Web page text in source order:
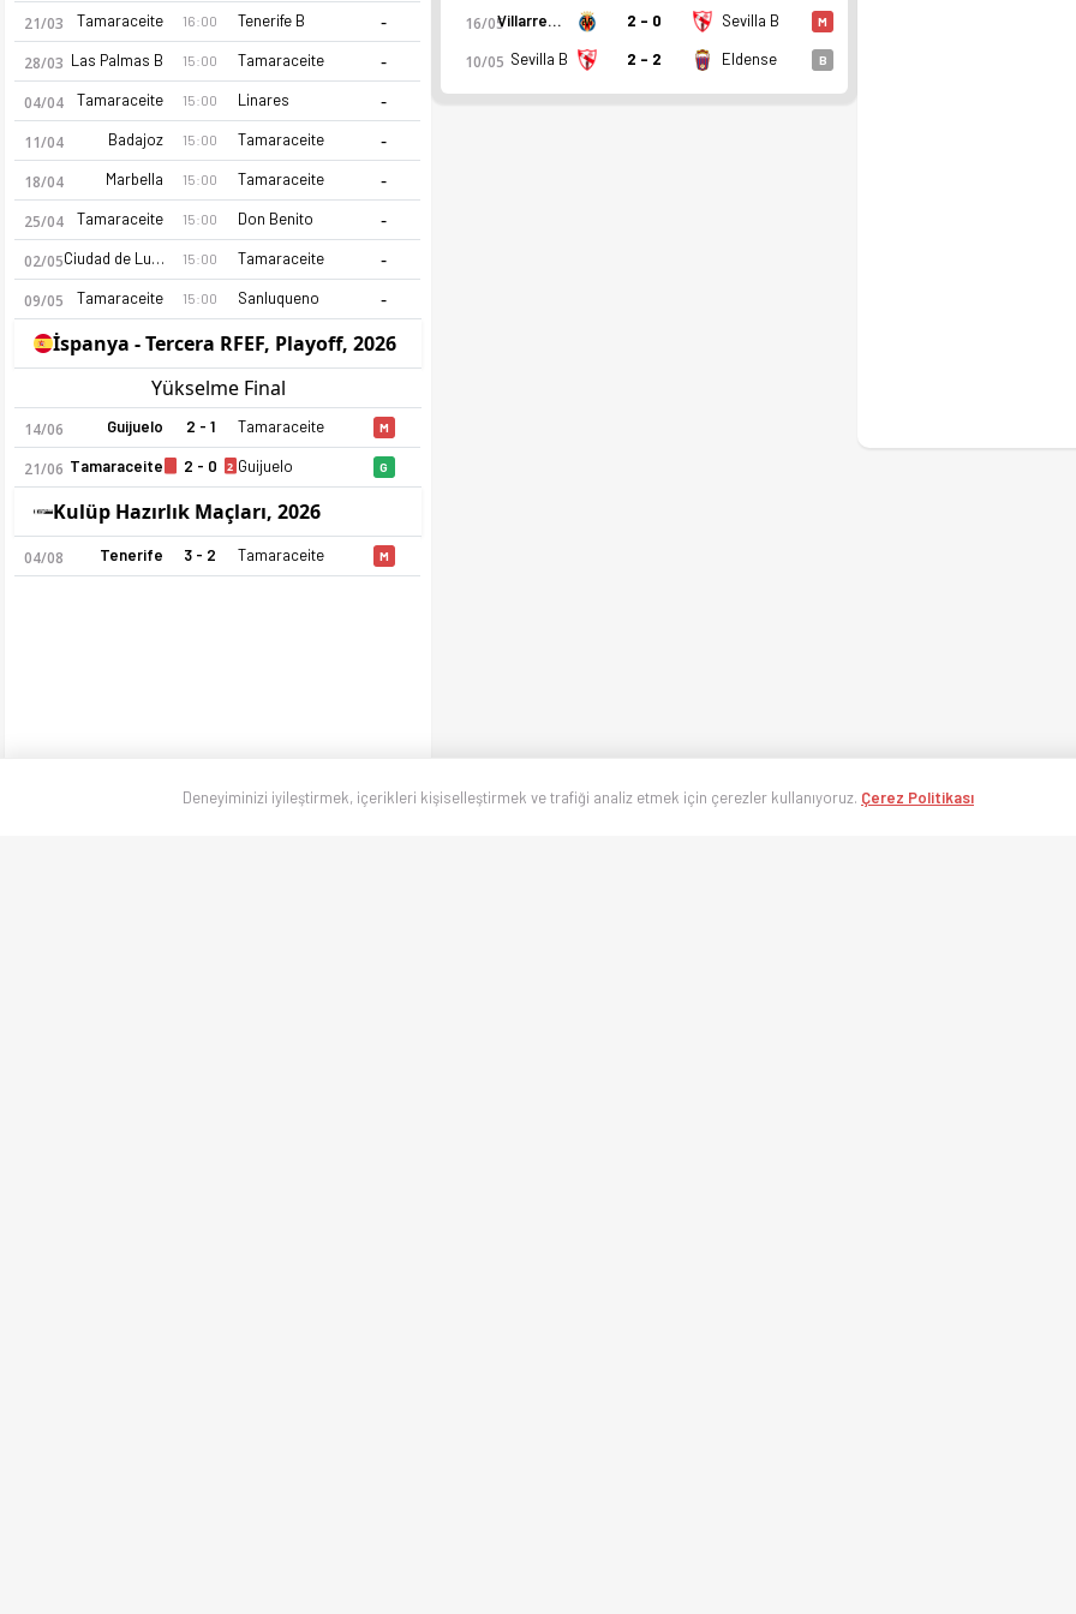
21/03 Tamaraceite 16:00 Tenerife B -
28/03 Las Palmas B 15:00 Tamaraceite -
04/04 Tamaraceite 15:00 Linares -
11/04 Badajoz 15:00 Tamaraceite -
18/04 Marbella 15:00 Tamaraceite -
25/04 Tamaraceite 15:00 Don Benito -
02/05 Ciudad de Lucena 15:00 Tamaraceite -
09/05 Tamaraceite 15:00 Sanluqueno
-
İspanya - Tercera RFEF, Playoff, 2026
Yükselme Final
14/06 Guijuelo 2 - 1 Tamaraceite M
21/06 Tamaraceite 2 - 0 2 Guijuelo G
Kulüp Hazırlık Maçları, 2026
04/08 Tenerife 3 - 2 Tamaraceite M
16/05 Villarreal II 2 - 0 Sevilla B M
10/05 Sevilla B 2 - 2 Eldense B
Deneyiminizi iyileştirmek, içerikleri kişiselleştirmek ve trafiği analiz etmek için çerezler kullanıyoruz. Çerez Politikası